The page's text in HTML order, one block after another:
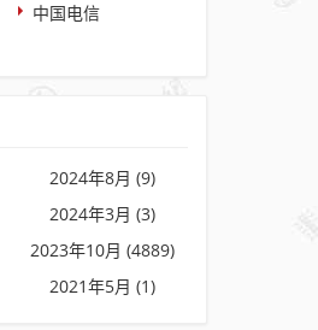
中国电信
2024年8月 (9)
2024年3月 (3)
2023年10月 (4889)
2021年5月 (1)